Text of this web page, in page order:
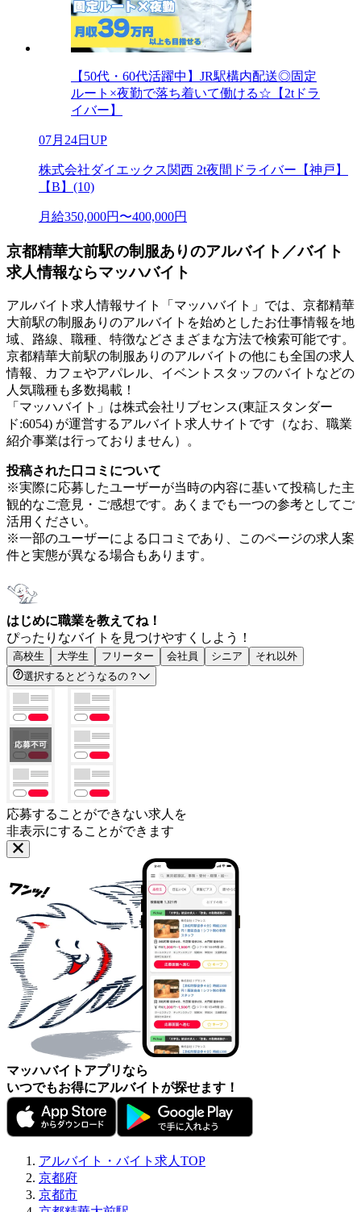
【50代・60代活躍中】JR駅構内配送◎固定
ルート×夜勤で落ち着いて働ける☆【2tドラ
イバー】
07月24日UP
株式会社ダイエックス関西 2t夜間ドライバー【神戸】
【B】(10)
月給350,000円〜400,000円
京都精華大前駅の制服ありのアルバイト／バイト
求人情報ならマッハバイト
アルバイト求人情報サイト「マッハバイト」では、京都精華
大前駅の制服ありのアルバイトを始めとしたお仕事情報を地
域、路線、職種、特徴などさまざまな方法で検索可能です。
京都精華大前駅の制服ありのアルバイトの他にも全国の求人
情報、カフェやアパレル、イベントスタッフのバイトなどの
人気職種も多数掲載！
「マッハバイト」は株式会社リブセンス(東証スタンダー
ド:6054) が運営するアルバイト求人サイトです（なお、職業
紹介事業は行っておりません）。
投稿された口コミについて
※実際に応募したユーザーが当時の内容に基いて投稿した主
観的なご意見・ご感想です。あくまでも一つの参考としてご
活用ください。
※一部のユーザーによる口コミであり、このページの求人案
件と実態が異なる場合もあります。
はじめに職業を教えてね！
ぴったりなバイトを見つけやすくしよう！
高校生 大学生 フリーター 会社員 シニア
それ以外
選択するとどうなるの？
応募することができない求人を
非表示にすることができます
マッハバイトアプリなら
いつでもお得にアルバイトが探せます！
アルバイト・バイト求人TOP
京都府
京都市